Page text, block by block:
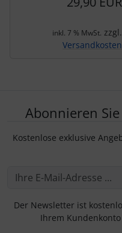
inkl. 7 % MwSt. zzgl.
Versandkosten
Abonnieren
Kostenlose exklusive
Der Newsletter ist
Ihrem